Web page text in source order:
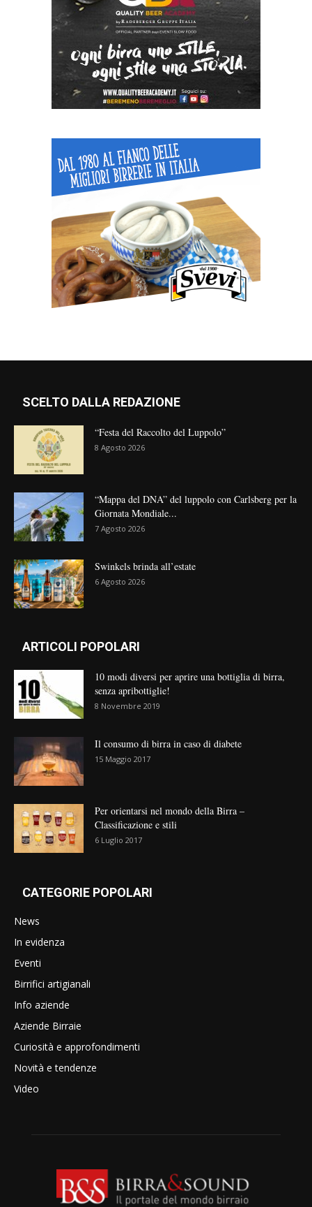
SCELTO DALLA REDAZIONE
“Festa del Raccolto del Luppolo”
8 Agosto 2026
“Mappa del DNA” del luppolo con Carlsberg per la
Giornata Mondiale...
7 Agosto 2026
Swinkels brinda all’estate
6 Agosto 2026
ARTICOLI POPOLARI
10 modi diversi per aprire una bottiglia di birra,
senza apribottiglie!
8 Novembre 2019
Il consumo di birra in caso di diabete
15 Maggio 2017
Per orientarsi nel mondo della Birra –
Classificazione e stili
6 Luglio 2017
CATEGORIE POPOLARI
News
In evidenza
Eventi
Birrifici artigianali
Info aziende
Aziende Birraie
Curiosità e approfondimenti
Novità e tendenze
Video